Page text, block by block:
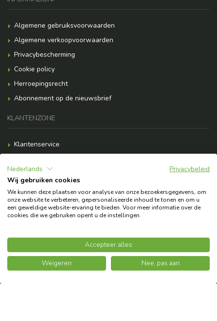
Algemene gebruiksvoorwaarden
Algemene verkoopvoorwaarden
Privacybescherming
Cookie policy
Herroepingsrecht
Abonnement op de nieuwsbrief
KLANTENZONE
Klantenservice
Verzendkosten
F.A.Q.
Heb je hulp nodig?
© 2026 Copyright Askoll EVA S.p.A.
Nederlands
Privacybeleid
Wij gebruiken cookies
We kunnen deze plaatsen voor analyse van onze bezoekersgegevens, om
onze website te verbeteren, gepersonaliseerde inhoud te tonen en om u
een geweldige website-ervaring te bieden. Voor meer informatie over de
cookies die we gebruiken opent u de instellingen.
Accepteer alles
Weigeren
Nee, pas aan